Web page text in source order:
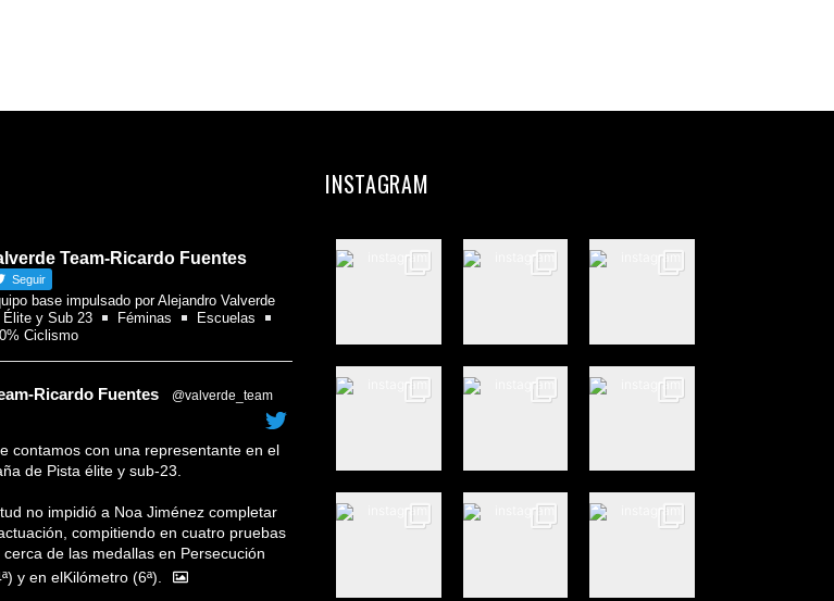
Compartir
Team-Ricardo Fuentes
Seguir
base impulsado por Alejandro Valverde
Élite y Sub 23
Féminas
Escuelas
Ciclismo
Ricardo Fuentes
@valverde_team
contamos con una representante en el
de Pista élite y sub-23.
no impidió a Noa Jiménez completar
compitiendo en cuatro pruebas
de las medallas en Persecución
y en elKilómetro (6ª).
INSTAGRAM